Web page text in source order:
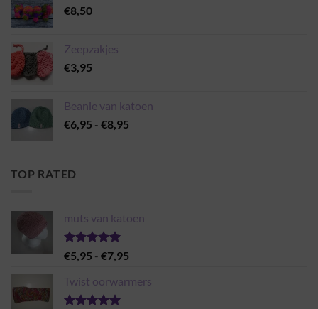
€8,50
Zeepzakjes
€3,95
Beanie van katoen
€6,95 - €8,95
TOP RATED
muts van katoen
Gewaardeerd
5.00
€5,95 - €7,95
tot
Twist oorwarmers